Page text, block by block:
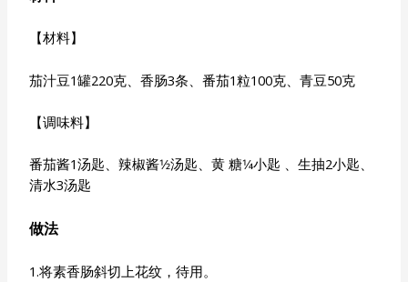
【材料】
茄汁豆1罐220克、香肠3条、番茄1粒100克、青豆50克
【调味料】
番茄酱1汤匙、辣椒酱1⁄2汤匙、黄 糖1⁄4小匙 、生抽2小匙、
清水3汤匙
做法
1.将素香肠斜切上花纹，待用。